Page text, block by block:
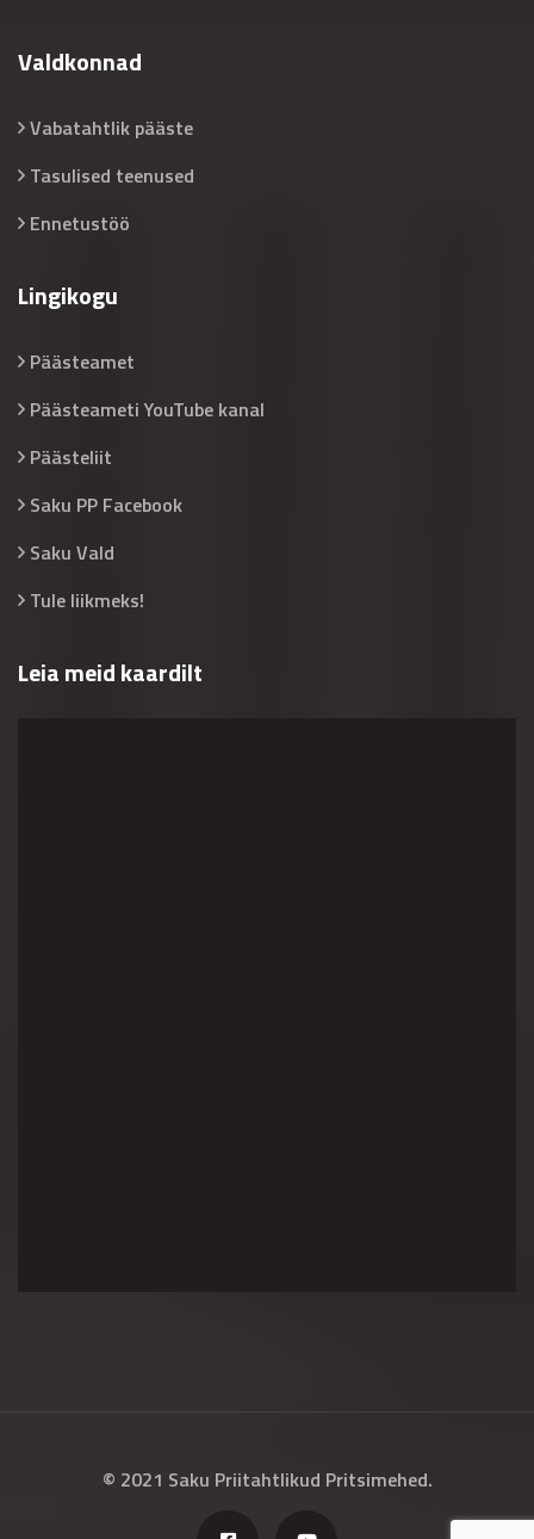
Valdkonnad
Vabatahtlik pääste
Tasulised teenused
Ennetustöö
Lingikogu
Päästeamet
Päästeameti YouTube kanal
Päästeliit
Saku PP Facebook
Saku Vald
Tule liikmeks!
Leia meid kaardilt
© 2021 Saku Priitahtlikud Pritsimehed.